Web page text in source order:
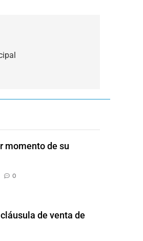
momento de su
0
de venta de